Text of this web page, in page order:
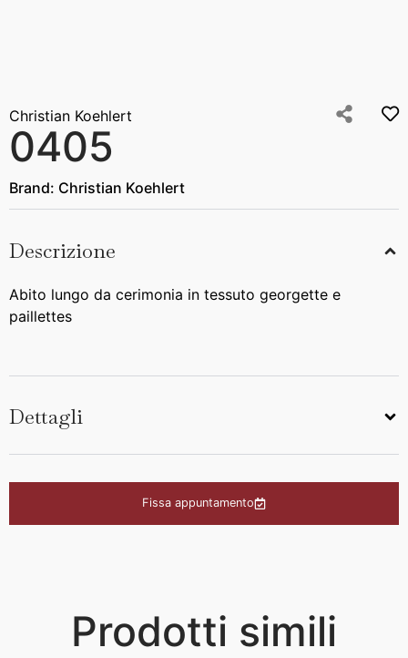
Christian Koehlert
0405
Brand: Christian Koehlert
Descrizione
Abito lungo da cerimonia in tessuto georgette e
paillettes
Dettagli
Fissa appuntamento
Prodotti simili